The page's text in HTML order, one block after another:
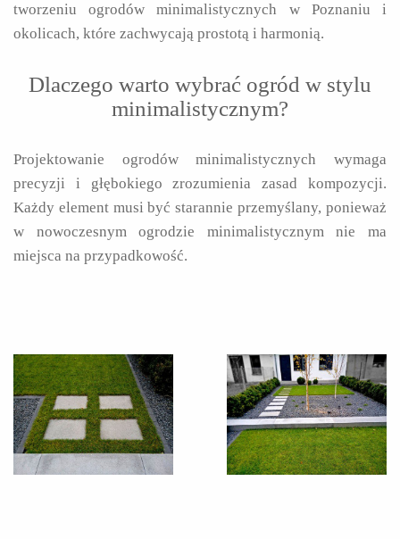
tworzeniu ogrodów minimalistycznych w Poznaniu i
okolicach, które zachwycają prostotą i harmonią.
Dlaczego warto wybrać ogród w stylu
minimalistycznym?
Projektowanie ogrodów minimalistycznych wymaga
precyzji i głębokiego zrozumienia zasad kompozycji.
Każdy element musi być starannie przemyślany, ponieważ
w nowoczesnym ogrodzie minimalistycznym nie ma
miejsca na przypadkowość.